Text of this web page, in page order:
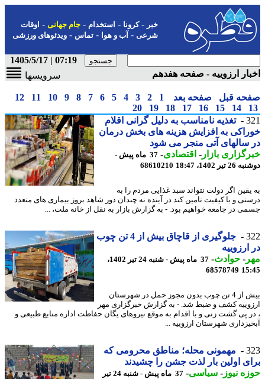
-کرونا-استخدام- جام جهانی-اوقات
شرعی-آب و هوا-تماس-ویدئوهای ورزشی
07:19 | 1405/5/17
ارزوییه - صفحه هفدهم
سرویسها
قبل صفحه بعد 1
2
3
4
5
6
7
8
9
10
11
12
14
15
16
17
18
19
20
تغذیه نامناسب به دلیل گرانی اقلام
به افزایش هزینه های بخش درمان
سالهای آتی منجر می شود
بازار- اقتصادی-
37 ماه پیش -
1402، 18:47
68610210
اگر دولت نتواند سبد غذایی مردم را به
و با کیفیت تامین کند در آینده نه چندان دور شاهد بروز بیماری های متعدد
در جامعه خواهیم بود. - به گزارش بازار به نقل از خانه ملت، ...
جلوگیری از قاچاق بیش از 4 تن چوب
-حوادث -
37 ماه پیش - شنبه 24 تیر 1402،
68578749
بیش از 4 تن چوب بدون مجوز حمل در شهرستان
کشف و ضبط شد. - به گزارش خبرگزاری مهر
پی گشت زنی و با اقدام به موقع نیروهای یگان حفاظت اداره منابع طبیعی و
شهرستان ارزوییه ...
مهمونی محله؛ مناطق محرومی که
اولین بار لذت جشن را چشیدند
نیوز-سیاسی-
37 ماه پیش - شنبه 24 تیر